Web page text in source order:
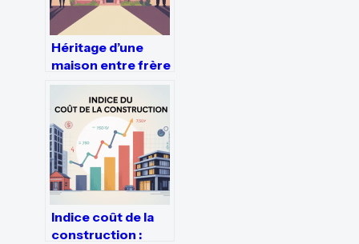
Héritage d’une
maison entre frère
et sœur : droits,
partage et
solutions
Indice coût de la
construction :